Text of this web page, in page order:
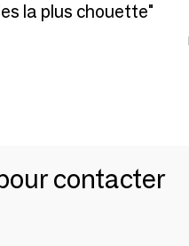
la plus chouette"
contacter